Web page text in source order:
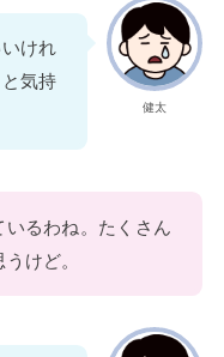
健太
けれ
気持
るわね。たくさん
けど。